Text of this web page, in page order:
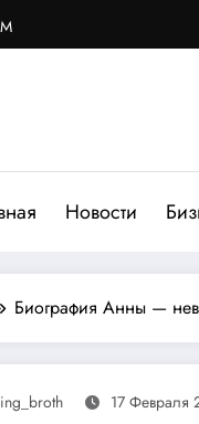
Новости
Биография Анны —
17 Февраля